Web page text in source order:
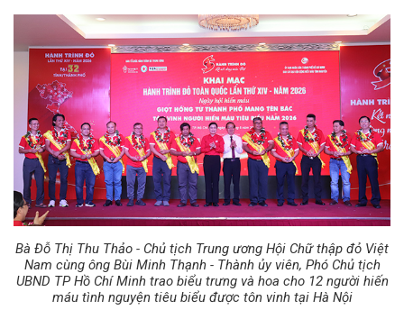
Bà Đỗ Thị Thu Thảo - Chủ tịch Trung ương Hội Chữ thập đỏ Việt
Nam cùng ông Bùi Minh Thạnh - Thành ủy viên, Phó Chủ tịch
UBND TP Hồ Chí Minh trao biểu trưng và hoa cho 12 người hiến
máu tình nguyện tiêu biểu được tôn vinh tại Hà Nội